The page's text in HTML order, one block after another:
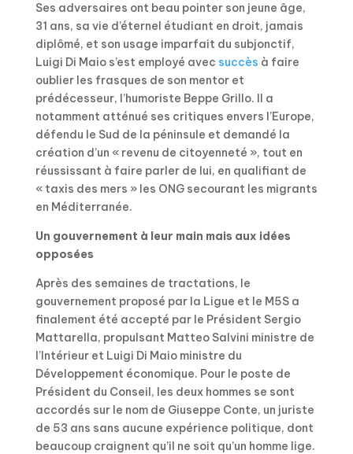
Ses adversaires ont beau pointer son jeune âge,
31 ans, sa vie d’éternel étudiant en droit, jamais
diplômé, et son usage imparfait du subjonctif,
Luigi Di Maio s’est employé avec succès à faire
oublier les frasques de son mentor et
prédécesseur, l’humoriste Beppe Grillo. Il a
notamment atténué ses critiques envers l’Europe,
défendu le Sud de la péninsule et demandé la
création d’un « revenu de citoyenneté », tout en
réussissant à faire parler de lui, en qualifiant de
« taxis des mers » les ONG secourant les migrants
en Méditerranée.
Un gouvernement à leur main mais aux idées
opposées
Après des semaines de tractations, le
gouvernement proposé par la Ligue et le M5S a
finalement été accepté par le Président Sergio
Mattarella, propulsant Matteo Salvini ministre de
l’Intérieur et Luigi Di Maio ministre du
Développement économique. Pour le poste de
Président du Conseil, les deux hommes se sont
accordés sur le nom de Giuseppe Conte, un juriste
de 53 ans sans aucune expérience politique, dont
beaucoup craignent qu’il ne soit qu’un homme lige.